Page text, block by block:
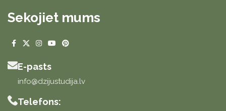
Sekojiet mums
E-pasts
info@dzijustudija.lv
Telefons: